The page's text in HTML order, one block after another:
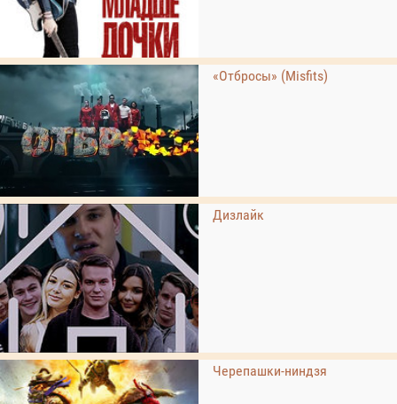
«Отбросы» (Misfits)
Дизлайк
Черепашки-ниндзя